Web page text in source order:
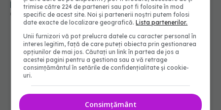
pacienții vulnerabili, în loc să ușureze suferința
02 apr 2025, 23:02
trimise către 224 de parteneri sau pot fi folosite în mod
specific de acest site. Noi și partenerii noștri putem folosi
date exacte de localizare geografică.Lista partenerilor.
Unii furnizori vă pot prelucra datele cu caracter personal în
interes legitim, față de care puteți obiecta prin gestionarea
opțiunilor de mai jos. Căutați un link în partea de jos a
acestei pagini pentru a gestiona sau a vă retrage
consimțământul în setările de confidențialitate și cookie-
uri.
Consimțământ